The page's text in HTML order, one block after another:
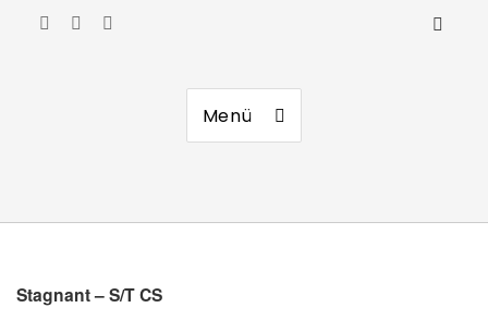
Menü
Stagnant – S/T CS